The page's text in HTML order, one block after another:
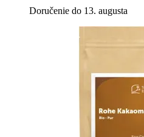
Doručenie do 13. augusta